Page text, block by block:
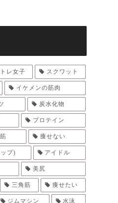
レ女子 スクワット
イケメンの筋肉
炭水化物
プロテイン
痩せない
プ) アイドル
美尻
三角筋 痩せたい
ジムマシン 水泳